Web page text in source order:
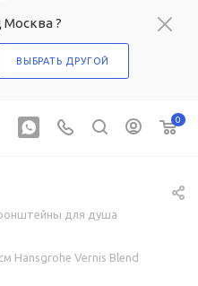
?
ВЫБРАТЬ ДРУГОЙ
0
для душа
Hansgrohe Vernis Blend